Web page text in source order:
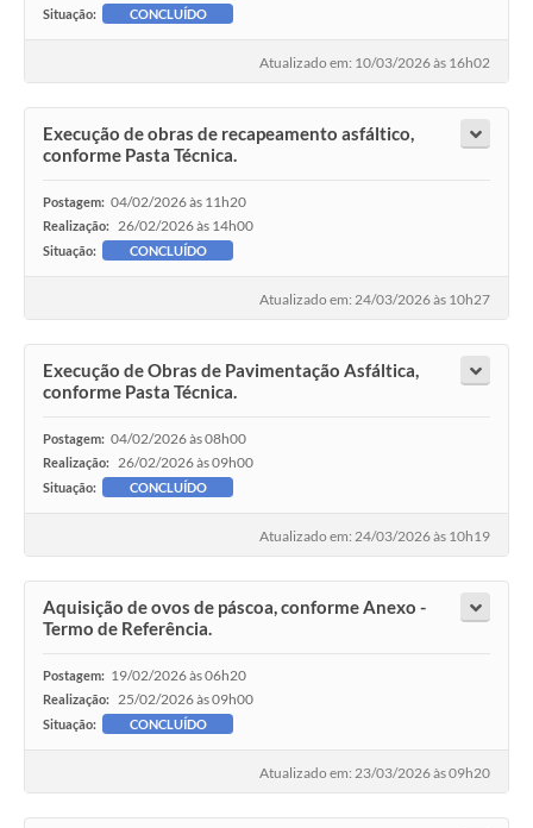
Situação: CONCLUÍDO
Atualizado em: 10/03/2026 às 16h02
Execução de obras de recapeamento asfáltico,
conforme Pasta Técnica.
Postagem: 04/02/2026 às 11h20
Realização: 26/02/2026 às 14h00
Situação: CONCLUÍDO
Atualizado em: 24/03/2026 às 10h27
Execução de Obras de Pavimentação Asfáltica,
conforme Pasta Técnica.
Postagem: 04/02/2026 às 08h00
Realização: 26/02/2026 às 09h00
Situação: CONCLUÍDO
Atualizado em: 24/03/2026 às 10h19
Aquisição de ovos de páscoa, conforme Anexo -
Termo de Referência.
Postagem: 19/02/2026 às 06h20
Realização: 25/02/2026 às 09h00
Situação: CONCLUÍDO
Atualizado em: 23/03/2026 às 09h20